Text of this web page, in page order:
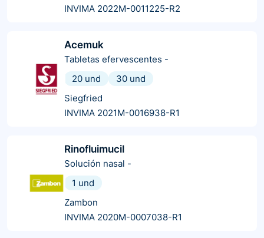
INVIMA 2022M-0011225-R2
Acemuk
Tabletas efervescentes -
20 und
30 und
Siegfried
INVIMA 2021M-0016938-R1
Rinofluimucil
Solución nasal -
1 und
Zambon
INVIMA 2020M-0007038-R1